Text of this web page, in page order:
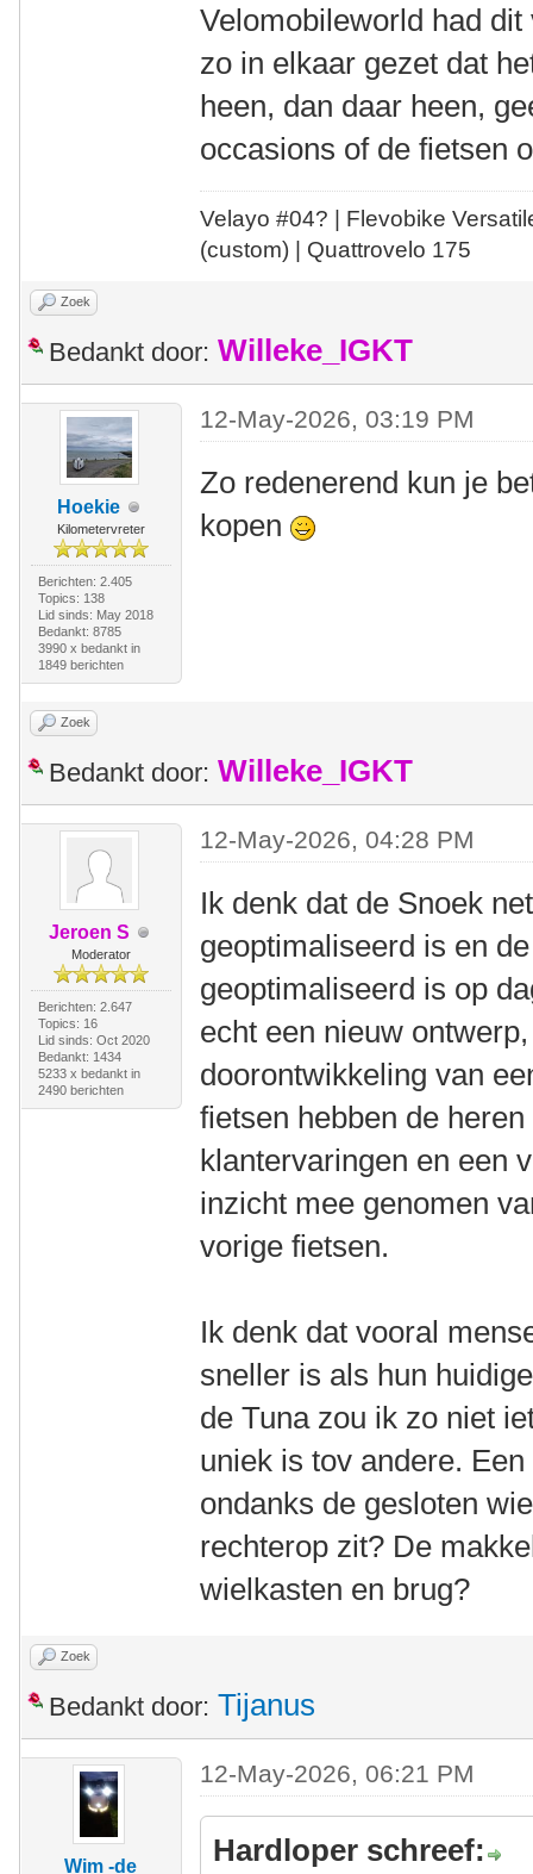
Velomobileworld had
zo in elkaar gezet dat
heen, dan daar heen,
occasions of de fietsen
Velayo #04? | Flevobike
(custom) | Quattrovelo 175
Zoek
Bedankt door: Willeke_IGKT
Hoekie
Kilometervreter
Berichten: 2.405
Topics: 138
Lid sinds: May 2018
Bedankt: 8785
3990 x bedankt in
1849 berichten
12-May-2026, 03:19 PM
Zo redenerend kun je
kopen
Zoek
Bedankt door: Willeke_IGKT
Jeroen S
Moderator
Berichten: 2.647
Topics: 16
Lid sinds: Oct 2020
Bedankt: 1434
5233 x bedankt in
2490 berichten
12-May-2026, 04:28 PM
Ik denk dat de Snoek
geoptimaliseerd is en
geoptimaliseerd is op
echt een nieuw
doorontwikkeling van
fietsen hebben de
klantervaringen en een
inzicht mee genomen
vorige fietsen.
Ik denk dat vooral
sneller is als hun
de Tuna zou ik zo niet
uniek is tov andere.
ondanks de gesloten
rechterop zit? De
wielkasten en brug?
Zoek
Bedankt door: Tijanus
Wim -de
12-May-2026, 06:21 PM
Hardloper schreef: